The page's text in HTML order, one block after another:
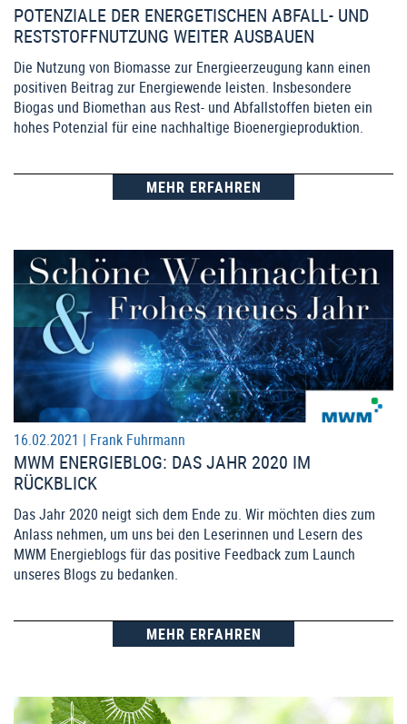
POTENZIALE DER ENERGETISCHEN ABFALL- UND
RESTSTOFFNUTZUNG WEITER AUSBAUEN
Die Nutzung von Biomasse zur Energieerzeugung kann einen
positiven Beitrag zur Energiewende leisten. Insbesondere
Biogas und Biomethan aus Rest- und Abfallstoffen bieten ein
hohes Potenzial für eine nachhaltige Bioenergieproduktion.
MEHR ERFAHREN
16.02.2021 | Frank Fuhrmann
MWM ENERGIEBLOG: DAS JAHR 2020 IM
RÜCKBLICK
Das Jahr 2020 neigt sich dem Ende zu. Wir möchten dies zum
Anlass nehmen, um uns bei den Leserinnen und Lesern des
MWM Energieblogs für das positive Feedback zum Launch
unseres Blogs zu bedanken.
MEHR ERFAHREN